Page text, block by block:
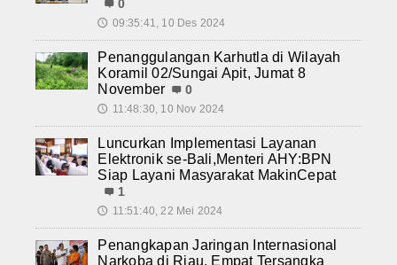
0
🕔 09:35:41, 10 Des 2024
Penanggulangan Karhutla di Wilayah
Koramil 02/Sungai Apit, Jumat 8
November
0
🕔 11:48:30, 10 Nov 2024
Luncurkan Implementasi Layanan
Elektronik se-Bali,Menteri AHY:BPN
Siap Layani Masyarakat MakinCepat
1
🕔 11:51:40, 22 Mei 2024
Penangkapan Jaringan Internasional
Narkoba di Riau, Empat Tersangka